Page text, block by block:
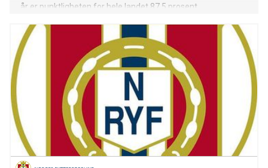
år er punktligheten for hele landet 87,5 prosent.